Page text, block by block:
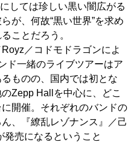
しては珍しい黒い闇広がる
が、何故“黒い世界”を求め
ことだろう。
／コドモドラゴンによ
ド一緒のライブツアーはア
ものの、国内では初とな
Zepp Hallを中心に、どこ
開催。それぞれのバンドの
、『繚乱レゾナンス』／己
売になるということ